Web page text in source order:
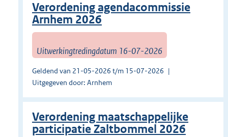
Verordening agendacommissie
Arnhem 2026
Uitwerkingtredingdatum 16-07-2026
Geldend van 21-05-2026 t/m 15-07-2026
Uitgegeven door: Arnhem
Verordening maatschappelijke
participatie Zaltbommel 2026